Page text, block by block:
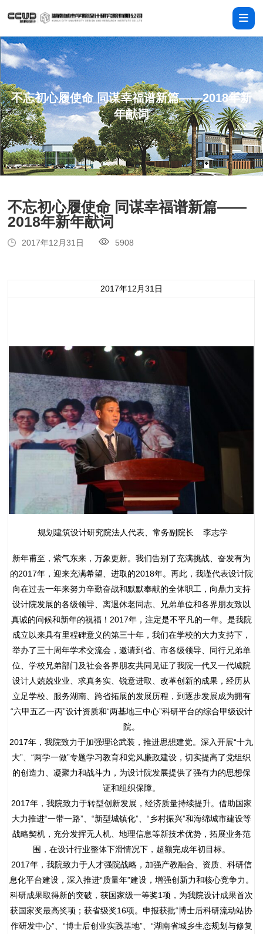
不忘初心履使命 同谋幸福谱新篇——2018年新
年献词
不忘初心履使命 同谋幸福谱新篇——
2018年新年献词
2017年12月31日 5908
2017年12月31日
规划建筑设计研究院法人代表、常务副院长 李志学
新年甫至，紫气东来，万象更新。我们告别了充满挑战、奋发有为
的2017年，迎来充满希望、进取的2018年。再此，我谨代表设计院
向在过去一年来努力辛勤奋战和默默奉献的全体职工，向鼎力支持
设计院发展的各级领导、离退休老同志、兄弟单位和各界朋友致以
真诚的问候和新年的祝福！2017年，注定是不平凡的一年。是我院
成立以来具有里程碑意义的第三十年，我们在学校的大力支持下，
举办了三十周年学术交流会，邀请到省、市各级领导、同行兄弟单
位、学校兄弟部门及社会各界朋友共同见证了我院一代又一代城院
设计人兢兢业业、求真务实、锐意进取、改革创新的成果，经历从
立足学校、服务湖南、跨省拓展的发展历程，到逐步发展成为拥有
“六甲五乙一丙”设计资质和“两基地三中心”科研平台的综合甲级设计
院。
2017年，我院致力于加强理论武装，推进思想建党。深入开展“十九
大”、“两学一做”专题学习教育和党风廉政建设，切实提高了党组织
的创造力、凝聚力和战斗力，为设计院发展提供了强有力的思想保
证和组织保障。
2017年，我院致力于转型创新发展，经济质量持续提升。借助国家
大力推进“一带一路”、“新型城镇化”、“乡村振兴”和海绵城市建设等
战略契机，充分发挥无人机、地理信息等新技术优势，拓展业务范
围，在设计行业整体下滑情况下，超额完成年初目标。
2017年，我院致力于人才强院战略，加强产教融合、资质、科研信
息化平台建设，深入推进“质量年”建设，增强创新力和核心竞争力。
科研成果取得新的突破，获国家级一等奖1项，为我院设计成果首次
获国家奖最高奖项；获省级奖16项。申报获批“博士后科研流动站协
作研发中心”、“博士后创业实践基地”、“湖南省城乡生态规划与修复